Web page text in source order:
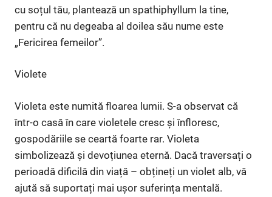
cu soțul tău, plantează un spathiphyllum la tine,
pentru că nu degeaba al doilea său nume este
„Fericirea femeilor”.
Violete
Violeta este numită floarea lumii. S-a observat că
într-o casă în care violetele cresc și înfloresc,
gospodăriile se ceartă foarte rar. Violeta
simbolizează și devoțiunea eternă. Dacă traversați o
perioadă dificilă din viață – obțineți un violet alb, vă
ajută să suportați mai ușor suferința mentală.